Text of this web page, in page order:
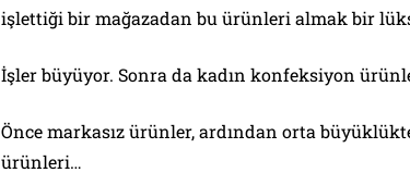
işlettiği bir mağazadan bu ürünleri almak bir
İşler büyüyor. Sonra da kadın konfeksiyon
Önce markasız ürünler, ardından orta
ürünleri…